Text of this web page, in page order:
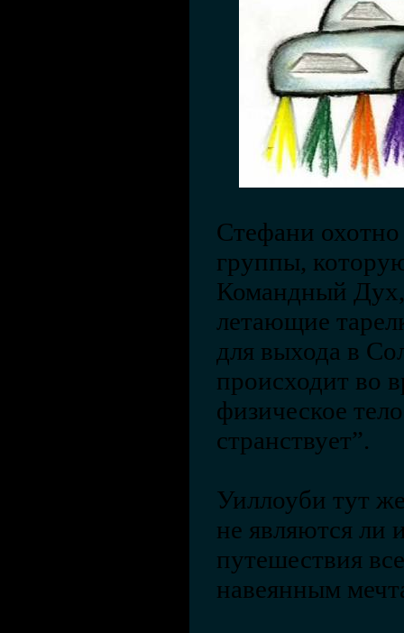
Стефани
группы,
Командный
летающие
для выхода в
происходит во
физическое
странствует”.
Уиллоуби тут
не являются ли
путешествия
навеянным